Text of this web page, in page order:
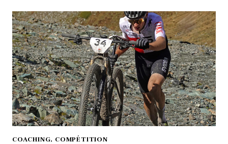
COACHING, COMPÉTITION